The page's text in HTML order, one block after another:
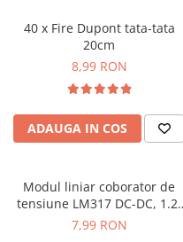
40 x Fire Dupont tata-tata
20cm
8,99 RON
ADAUGA IN COS
Modul liniar coborator de
tensiune LM317 DC-DC, 1.2-
37V, 2.2A
7,99 RON